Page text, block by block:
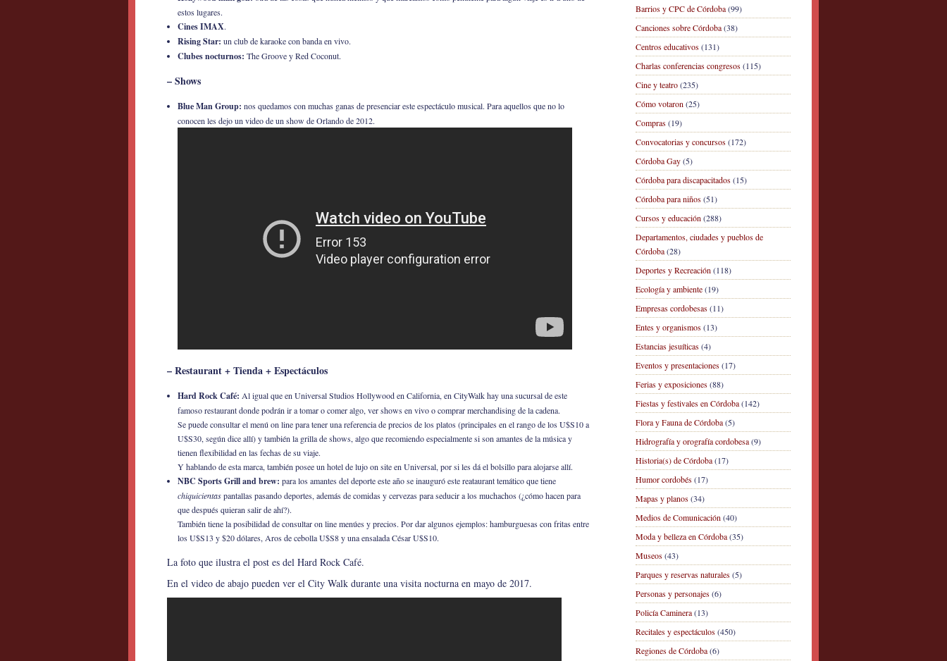
Barrios y CPC de Córdoba(99)
Canciones sobre Córdoba(38)
Centros educativos(131)
Charlas conferencias congresos(115)
Cine y teatro(235)
Cómo votaron (25)
Compras(19)
Convocatorias y concursos(172)
Córdoba Gay(5)
Córdoba para discapacitados(15)
Córdoba para niños(51)
Cursos y educación (288)
Departamentos, ciudades y pueblos de
Córdoba(28)
Deportes y Recreación (118)
Ecología y ambiente(19)
Empresas cordobesas(11)
Entes y organismos(13)
Estancias jesuíticas(4)
Eventos y presentaciones(17)
Ferias y exposiciones(88)
Fiestas y festivales en Córdoba(142)
Flora y Fauna de Córdoba(5)
Hidrografía y orografía cordobesa(9)
Historia(s) de Córdoba(17)
Humor cordobés(17)
Mapas y planos(34)
Medios de Comunicación (40)
Moda y belleza en Córdoba(35)
Museos(43)
Parques y reservas naturales(5)
Personas y personajes(6)
Policía Caminera(13)
Recitales y espectáculos(450)
Regiones de Córdoba(6)
estos lugares.
Cines IMAX.
Rising Star: un club de karaoke con banda en vivo.
Clubes nocturnos: The Groove y Red Coconut.
– Shows
Blue Man Group: nos quedamos con muchas ganas de presenciar este espectáculo musical. Para aquellos que no lo
conocen les dejo un video de un show de Orlando de 2012.
– Restaurant + Tienda + Espectáculos
Hard Rock Café: Al igual que en Universal Studios Hollywood en California, en CityWalk hay una sucursal de este
famoso restaurant donde podrán ir a tomar o comer algo, ver shows en vivo o comprar merchandising de la cadena.
Se puede consultar el menú on line para tener una referencia de precios de los platos (principales en el rango de los U$S10 a
U$S30, según dice allí) y también la grilla de shows, algo que recomiendo especialmente si son amantes de la música y
tienen flexibilidad en las fechas de su viaje.
Y hablando de esta marca, también posee un hotel de lujo on site en Universal, por si les dá el bolsillo para alojarse allí.
NBC Sports Grill and brew: para los amantes del deporte este año se inauguró este reataurant temático que tiene
chiquicientaspantallas pasando deportes, además de comidas y cervezas para seducir a los muchachos (¿cómo hacen para
que después quieran salir de ahí?).
También tiene la posibilidad de consultar on line menúes y precios. Por dar algunos ejemplos: hamburguesas con fritas entre
los U$S13 y $20 dólares, Aros de cebolla U$S8 y una ensalada César U$S10.
La foto que ilustra el post es del Hard Rock Café.
En el video de abajo pueden ver el City Walk durante una visita nocturna en mayo de 2017.